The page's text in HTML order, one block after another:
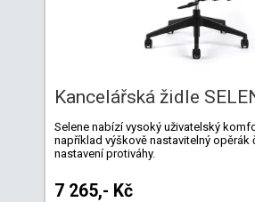
Kancelářská židle
Selene nabízí vysoký uživatelský
například výškově nastavitelný opěrák
nastavení protiváhy.
7 265,- Kč